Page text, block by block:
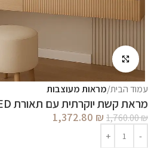
עמוד הבית מראות מעוצבות
מראת קשת יוקרתית עם תאורת LED
1,760.00₪
1,372.80 ₪
לחץ להגדלה